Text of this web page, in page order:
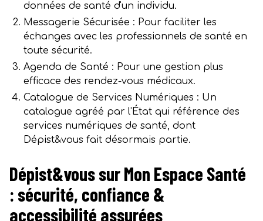
données de santé d'un individu.
Messagerie Sécurisée : Pour faciliter les
échanges avec les professionnels de santé en
toute sécurité.
Agenda de Santé : Pour une gestion plus
efficace des rendez-vous médicaux.
Catalogue de Services Numériques : Un
catalogue agréé par l'État qui référence des
services numériques de santé, dont
Dépist&vous fait désormais partie.
Dépist&vous sur Mon Espace Santé
: sécurité, confiance &
accessibilité assurées